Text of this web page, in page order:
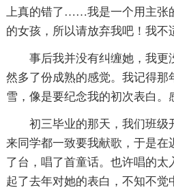
上真的错了……我是一个用主张
的女孩，所以请放弃我吧！我
事后我并没有纠缠她，我更
然多了份成熟的感觉。我记得那
雪，像是要纪念我的初次表白
初三毕业的那天，我们班级
来同学都一致要我献歌，于是在
了台，唱了首童话。也许唱的太
起了去年对她的表白，不知不觉